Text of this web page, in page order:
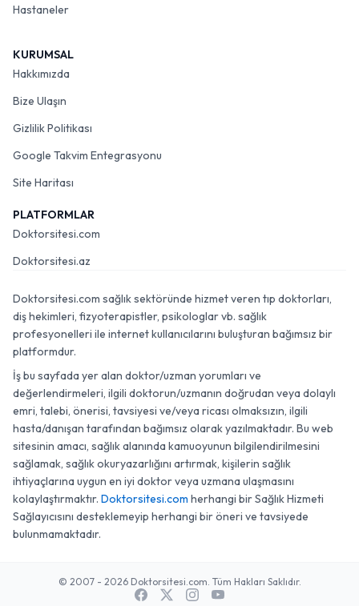
Hastaneler
KURUMSAL
Hakkımızda
Bize Ulaşın
Gizlilik Politikası
Google Takvim Entegrasyonu
Site Haritası
PLATFORMLAR
Doktorsitesi.com
Doktorsitesi.az
Doktorsitesi.com sağlık sektöründe hizmet veren tıp doktorları,
diş hekimleri, fizyoterapistler, psikologlar vb. sağlık
profesyonelleri ile internet kullanıcılarını buluşturan bağımsız bir
platformdur.
İş bu sayfada yer alan doktor/uzman yorumları ve
değerlendirmeleri, ilgili doktorun/uzmanın doğrudan veya dolaylı
emri, talebi, önerisi, tavsiyesi ve/veya ricası olmaksızın, ilgili
hasta/danışan tarafından bağımsız olarak yazılmaktadır. Bu web
sitesinin amacı, sağlık alanında kamuoyunun bilgilendirilmesini
sağlamak, sağlık okuryazarlığını artırmak, kişilerin sağlık
ihtiyaçlarına uygun en iyi doktor veya uzmana ulaşmasını
kolaylaştırmaktır. Doktorsitesi.com herhangi bir Sağlık Hizmeti
Sağlayıcısını desteklemeyip herhangi bir öneri ve tavsiyede
bulunmamaktadır.
© 2007 - 2026 Doktorsitesi.com. Tüm Hakları Saklıdır.